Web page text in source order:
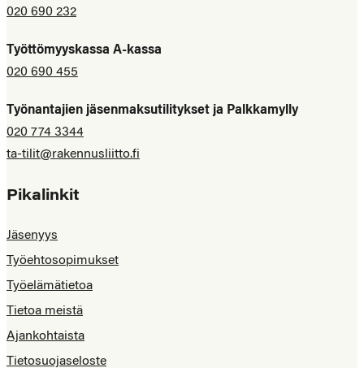
020 690 232
Työttömyyskassa A-kassa
020 690 455
Työnantajien jäsenmaksutilitykset ja Palkkamylly
020 774 3344
ta-tilit@rakennusliitto.fi
Pikalinkit
Jäsenyys
Työehtosopimukset
Työelämätietoa
Tietoa meistä
Ajankohtaista
Tietosuojaseloste